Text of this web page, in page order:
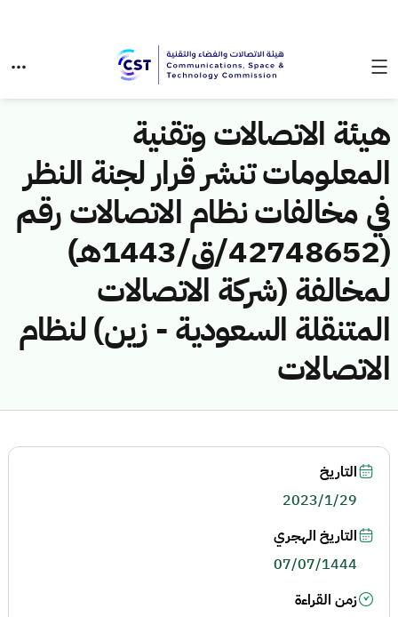
هيئة الاتصالات وتقنية
المعلومات تنشر قرار لجنة النظر
في مخالفات نظام الاتصالات رقم
(42748652/ق/1443هـ)
لمخالفة (شركة الاتصالات
المتنقلة السعودية - زين) لنظام
الاتصالات
التاريخ
2023/1/29
التاريخ الهجري
07/07/1444
زمن القراءة